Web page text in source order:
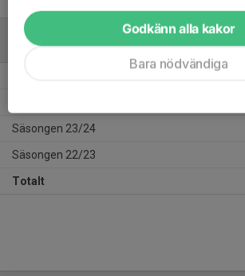
ALLA SERIER ALLA ÅR
Säsongen 23/24
Säsongen 22/23
Totalt
Godkänn alla kakor
Bara nödvändiga